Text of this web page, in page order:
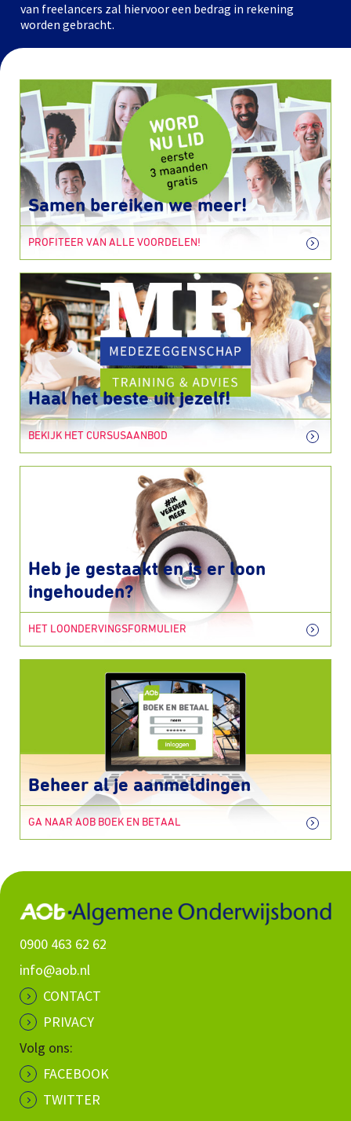
van freelancers zal hiervoor een bedrag in rekening
worden gebracht.
Samen bereiken we meer!
PROFITEER VAN ALLE VOORDELEN!
Haal het beste uit jezelf!
BEKIJK HET CURSUSAANBOD
Heb je gestaakt en is er loon
ingehouden?
HET LOONDERVINGSFORMULIER
Beheer al je aanmeldingen
GA NAAR AOB BOEK EN BETAAL
0900 463 62 62
info@aob.nl
CONTACT
PRIVACY
Volg ons:
FACEBOOK
TWITTER